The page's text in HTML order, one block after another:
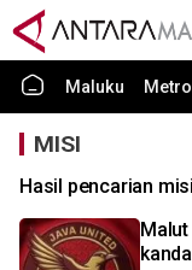
Maluku
MISI
Hasil pencarian
Malut